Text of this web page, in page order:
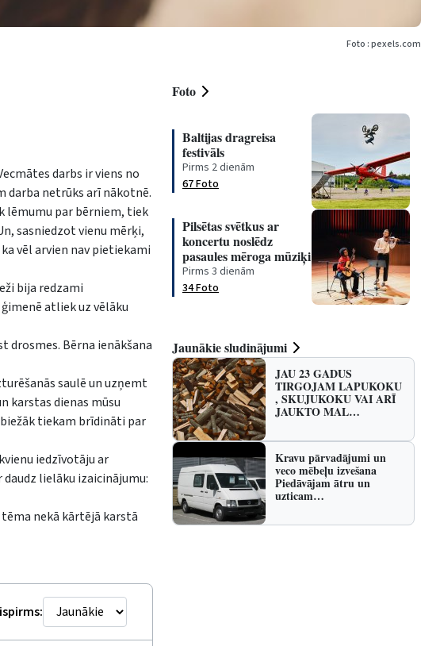
Foto : pexels.com
darbs ir viens no
darba netrūks arī nākotnē.
lēmumu par bērniem, tiek
sasniedzot vienu mērķi,
vēl arvien nav pietiekami
bija redzami
atliek uz vēlāku
drosmes. Bērna ienākšana
saulē un uzņemt
karstas dienas mūsu
tiekam brīdināti par
iedzīvotāju ar
lielāku izaicinājumu:
nekā kārtējā karstā
Foto
Baltijas dragreisa
festivāls
Pirms 2 dienām
67 Foto
Pilsētas svētkus ar
koncertu noslēdz
pasaules mēroga mūziķi
Pirms 3 dienām
34 Foto
Jaunākie sludinājumi
JAU 23 GADUS
TIRGOJAM LAPUKOKU
, SKUJUKOKU VAI ARĪ
JAUKTO MAL…
Kravu pārvadājumi un
veco mēbeļu izvešana
Piedāvājam ātru un
uzticam…